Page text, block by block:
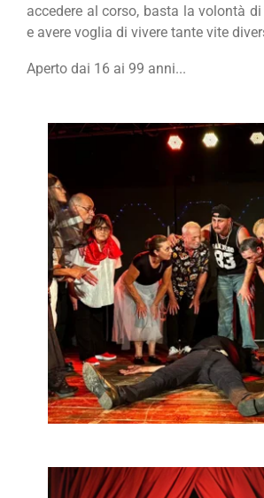
accedere al corso, basta la volontà
e avere voglia di vivere tante vite
Aperto dai 16 ai 99 anni...